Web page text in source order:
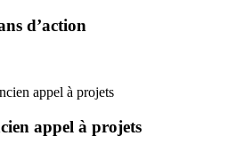
d’action
appel à projets
appel à projets